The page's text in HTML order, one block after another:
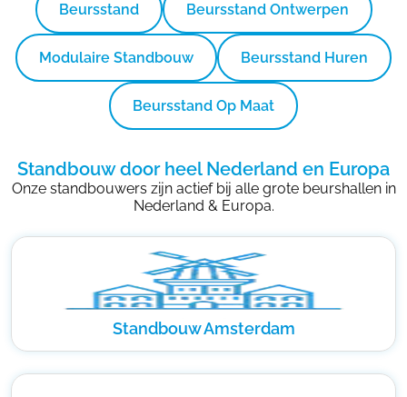
Beursstand Beursstand Ontwerpen
Modulaire Standbouw Beursstand Huren
Beursstand Op Maat
Standbouw door heel Nederland en Europa
Onze standbouwers zijn actief bij alle grote beurshallen in
Nederland & Europa.
Standbouw Amsterdam